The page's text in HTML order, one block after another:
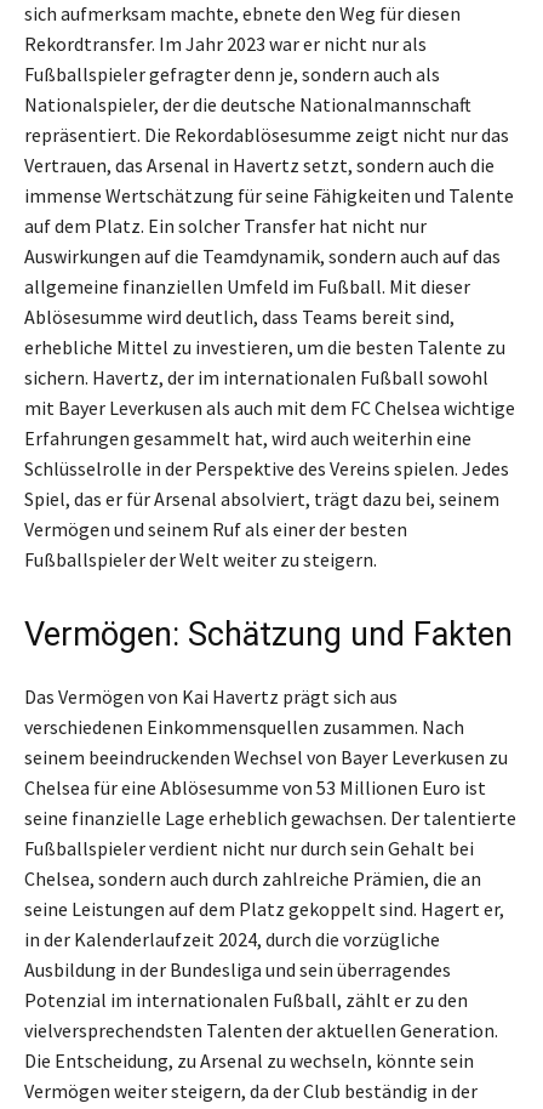
sich aufmerksam machte, ebnete den Weg für diesen
Rekordtransfer. Im Jahr 2023 war er nicht nur als
Fußballspieler gefragter denn je, sondern auch als
Nationalspieler, der die deutsche Nationalmannschaft
repräsentiert. Die Rekordablösesumme zeigt nicht nur das
Vertrauen, das Arsenal in Havertz setzt, sondern auch die
immense Wertschätzung für seine Fähigkeiten und Talente
auf dem Platz. Ein solcher Transfer hat nicht nur
Auswirkungen auf die Teamdynamik, sondern auch auf das
allgemeine finanziellen Umfeld im Fußball. Mit dieser
Ablösesumme wird deutlich, dass Teams bereit sind,
erhebliche Mittel zu investieren, um die besten Talente zu
sichern. Havertz, der im internationalen Fußball sowohl
mit Bayer Leverkusen als auch mit dem FC Chelsea wichtige
Erfahrungen gesammelt hat, wird auch weiterhin eine
Schlüsselrolle in der Perspektive des Vereins spielen. Jedes
Spiel, das er für Arsenal absolviert, trägt dazu bei, seinem
Vermögen und seinem Ruf als einer der besten
Fußballspieler der Welt weiter zu steigern.
Vermögen: Schätzung und Fakten
Das Vermögen von Kai Havertz prägt sich aus
verschiedenen Einkommensquellen zusammen. Nach
seinem beeindruckenden Wechsel von Bayer Leverkusen zu
Chelsea für eine Ablösesumme von 53 Millionen Euro ist
seine finanzielle Lage erheblich gewachsen. Der talentierte
Fußballspieler verdient nicht nur durch sein Gehalt bei
Chelsea, sondern auch durch zahlreiche Prämien, die an
seine Leistungen auf dem Platz gekoppelt sind. Hagert er,
in der Kalenderlaufzeit 2024, durch die vorzügliche
Ausbildung in der Bundesliga und sein überragendes
Potenzial im internationalen Fußball, zählt er zu den
vielversprechendsten Talenten der aktuellen Generation.
Die Entscheidung, zu Arsenal zu wechseln, könnte sein
Vermögen weiter steigern, da der Club beständig in der